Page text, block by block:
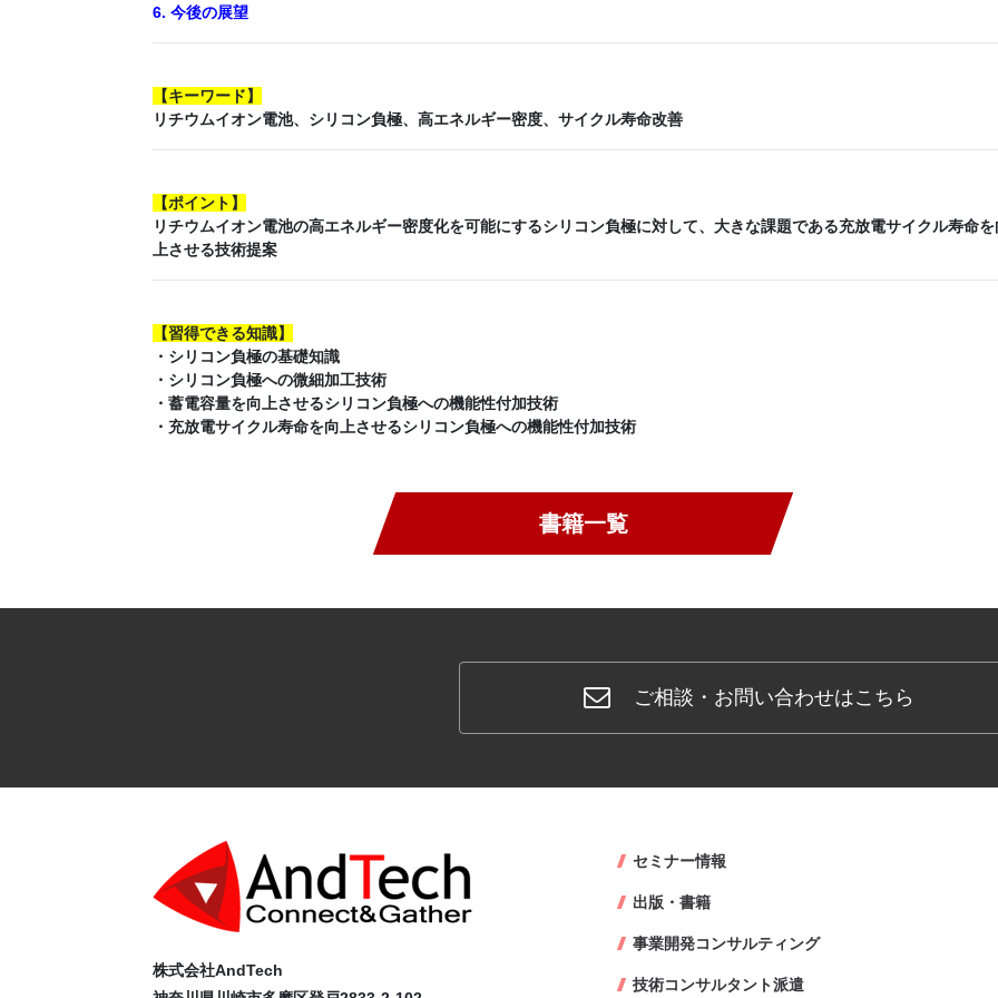
6. 今後の展望
【キーワード】
リチウムイオン電池、シリコン負極、高エネルギー密度、サイクル寿命改善
【ポイント】
リチウムイオン電池の高エネルギー密度化を可能にするシリコン負極に対して、大きな課題である充放電サイクル寿命を
上させる技術提案
【習得できる知識】
・シリコン負極の基礎知識
・シリコン負極への微細加工技術
・蓄電容量を向上させるシリコン負極への機能性付加技術
・充放電サイクル寿命を向上させるシリコン負極への機能性付加技術
書籍一覧
ご相談・お問い合わせはこちら
株式会社AndTech
セミナー情報
出版・書籍
事業開発コンサルティング
技術コンサルタント派遣